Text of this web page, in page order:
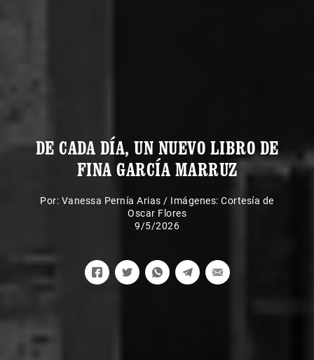
DE CADA DÍA, UN NUEVO LIBRO DE
FINA GARCÍA MARRUZ
Por: Vanessa Pernía Arias / Imágenes: Cortesía de
Oscar Flores
9/5/2026